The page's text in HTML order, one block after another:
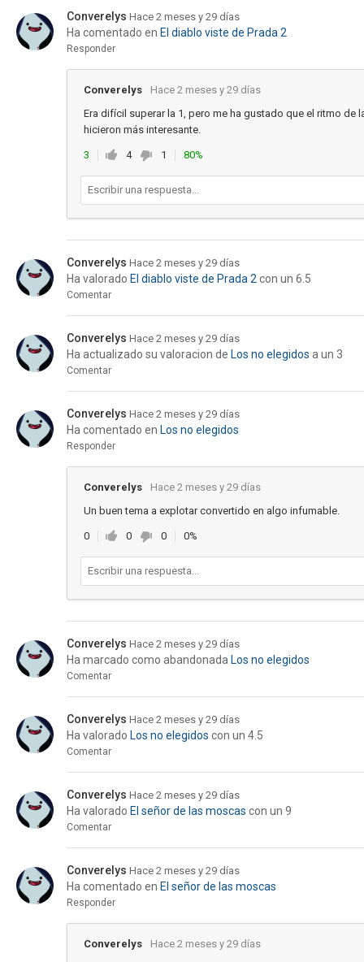
Converelys Hace 2 meses y 29 días
Ha comentado en El diablo viste de Prada 2
Responder
Converelys
Hace 2 meses y 29 días
Era difícil superar la 1, pero me ha gustado que el ritmo
hicieron más interesante.
3 4 1 80%
Converelys Hace 2 meses y 29 días
Ha valorado El diablo viste de Prada 2 con un 6.5
Comentar
Converelys Hace 2 meses y 29 días
Ha actualizado su valoracion de Los no elegidos a un 3
Comentar
Converelys Hace 2 meses y 29 días
Ha comentado en Los no elegidos
Responder
Converelys
Hace 2 meses y 29 días
Un buen tema a explotar convertido en algo infumable.
0 0 0 0%
Converelys Hace 2 meses y 29 días
Ha marcado como abandonada Los no elegidos
Comentar
Converelys Hace 2 meses y 29 días
Ha valorado Los no elegidos con un 4.5
Comentar
Converelys Hace 2 meses y 29 días
Ha valorado El señor de las moscas con un 9
Comentar
Converelys Hace 2 meses y 29 días
Ha comentado en El señor de las moscas
Responder
Converelys
Hace 2 meses y 29 días